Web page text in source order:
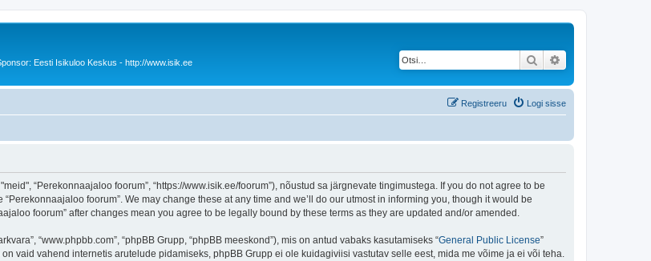
Eesti Isikuloo Keskus - http://www.isik.ee Otsi
Logi sisse
Registreeru
“Perekonnaajaloo foorum”, “https://www.isik.ee/foorum”), nõustud sa järgnevate tingimustega. If you do not agree to be
foorum”. We may change these at any time and we’ll do our utmost in informing you, though it would be
foorum” after changes mean you agree to be legally bound by these terms as they are updated and/or amended.
“www.phpbb.com”, “phpBB Grupp, “phpBB meeskond”), mis on antud vabaks kasutamiseks “General Public License”
on vaid vahend internetis arutelude pidamiseks, phpBB Grupp ei ole kuidagiviisi vastutav selle eest, mida me võime ja ei või teha.